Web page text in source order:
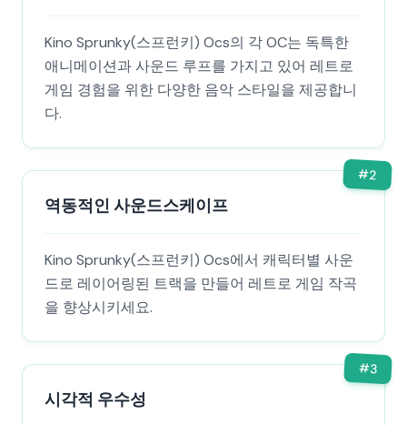
Kino Sprunky(스프런키) Ocs의 각 OC는 독특한
애니메이션과 사운드 루프를 가지고 있어 레트로
게임 경험을 위한 다양한 음악 스타일을 제공합니
다.
#2
역동적인 사운드스케이프
Kino Sprunky(스프런키) Ocs에서 캐릭터별 사운
드로 레이어링된 트랙을 만들어 레트로 게임 작곡
을 향상시키세요.
#3
시각적 우수성